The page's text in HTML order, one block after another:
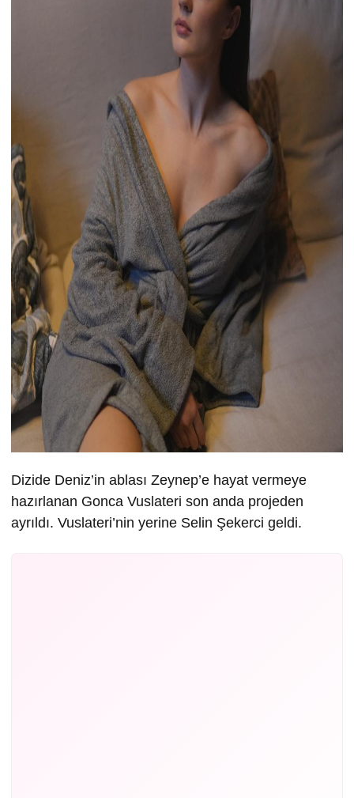
Dizide Deniz’in ablası Zeynep’e hayat vermeye
hazırlanan Gonca Vuslateri son anda projeden
ayrıldı. Vuslateri’nin yerine Selin Şekerci geldi.